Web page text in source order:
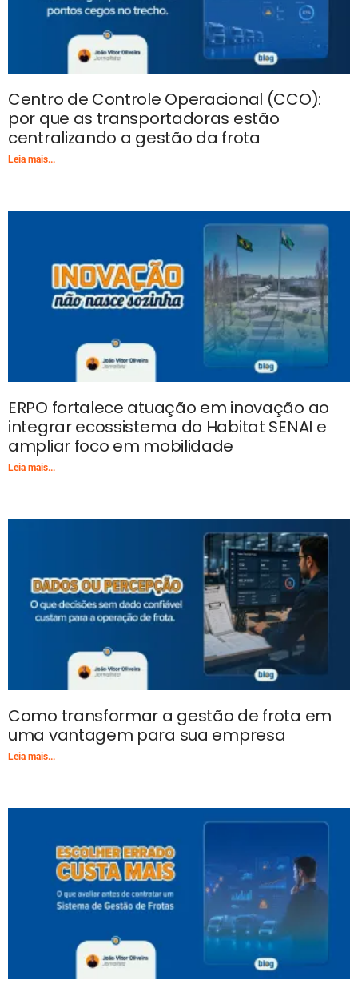
Centro de Controle Operacional (CCO):
por que as transportadoras estão
centralizando a gestão da frota
Leia mais...
ERPO fortalece atuação em inovação ao
integrar ecossistema do Habitat SENAI e
ampliar foco em mobilidade
Leia mais...
Como transformar a gestão de frota em
uma vantagem para sua empresa
Leia mais...